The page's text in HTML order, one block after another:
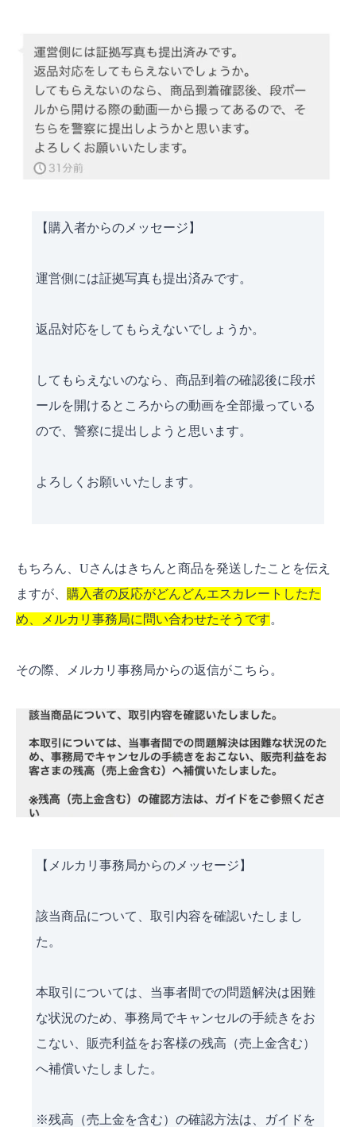
【購入者からのメッセージ】
運営側には証拠写真も提出済みです。
返品対応をしてもらえないでしょうか。
してもらえないのなら、商品到着の確認後に段ボ
ールを開けるところからの動画を全部撮っている
ので、警察に提出しようと思います。
よろしくお願いいたします。
もちろん、Uさんはきちんと商品を発送したことを伝え
ますが、 購入者の反応がどんどんエスカレートしたた
め、メルカリ事務局に問い合わせたそうです。
その際、メルカリ事務局からの返信がこちら。
【メルカリ事務局からのメッセージ】
該当商品について、取引内容を確認いたしまし
た。
本取引については、当事者間での問題解決は困難
な状況のため、事務局でキャンセルの手続きをお
こない、販売利益をお客様の残高（売上金含む）
へ補償いたしました。
※残高（売上金を含む）の確認方法は、ガイドを